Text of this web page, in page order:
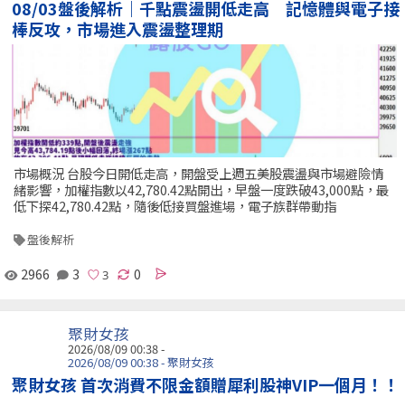
08/03盤後解析｜千點震盪開低走高 記憶體與電子接
棒反攻，市場進入震盪整理期
市場概況 台股今日開低走高，開盤受上週五美股震盪與市場避險情
緒影響，加權指數以42,780.42點開出，早盤一度跌破43,000點，最
低下探42,780.42點，隨後低接買盤進場，電子族群帶動指
盤後解析
2966 3 0
聚財女孩
2026/08/09 00:38 -
2026/08/09 00:38 - 聚財女孩
聚財女孩 首次消費不限金額贈犀利股神VIP一個月！！